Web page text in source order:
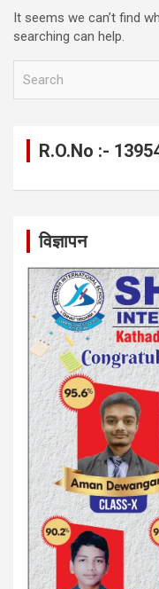
It seems we can’t find
searching can help.
R.O.No :-
विज्ञापन